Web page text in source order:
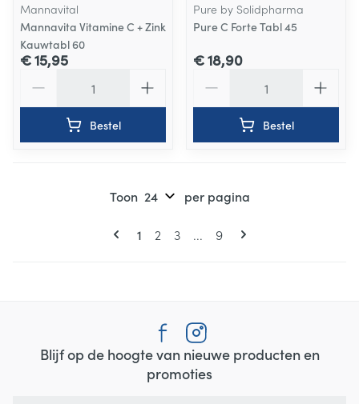
Mannavital
Mannavita Vitamine C + Zink
Kauwtabl 60
€ 15,95
Bestel
Pure by Solidpharma
Pure C Forte Tabl 45
€ 18,90
Bestel
Pagina's
U lees momenteel pagina
1 Pagina
2 Pagina
3 ... Pagina
9
Toon per pagina
Blijf op de hoogte van nieuwe producten en
promoties